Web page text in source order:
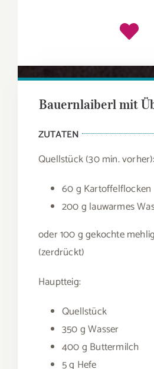
Bauernlaiberl mit
ZUTATEN
Quellstück (30 min. vorher):
60 g Kartoffelflocken
200 g lauwarmes
oder 100 g gekochte
(zerdrückt)
Hauptteig:
Quellstück
350 g Wasser
400 g Buttermilch
5 g Hefe